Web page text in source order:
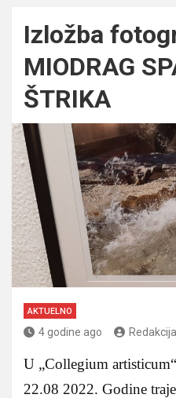
Izložba
MIODRAG
ŠTRIKA
AKTUELNO
4 godine ago Redakcija
U „Collegium
22.08 2022. Godine